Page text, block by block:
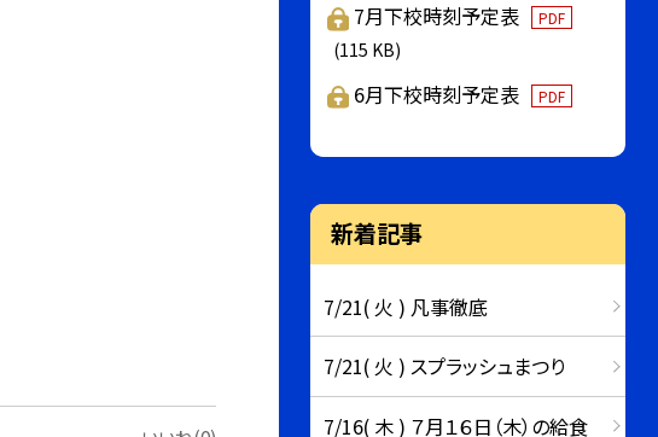
7月下校時刻予定表 PDF
(115 KB)
6月下校時刻予定表 PDF
新着記事
7/21( 火 ) 凡事徹底
7/21( 火 ) スプラッシュまつり
7/16( 木 ) ７月１６日（木）の給食